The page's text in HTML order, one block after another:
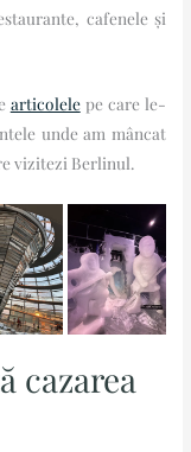
cafenele și
articolelepe care le-
unde am mâncat
vizitezi Berlinul.
cazarea